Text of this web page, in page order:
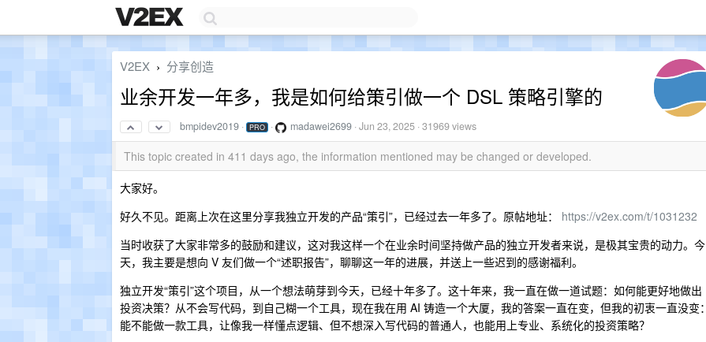
V2EX › 分享创造
业余开发一年多，我是如何给策引做一个 DSL 策略引擎的
bmpidev2019 · PRO · madawei2699 ·Jun 23, 2025 · 31969 views
This topic created in 411 days ago, the information mentioned may be changed or developed.
大家好。
好久不见。距离上次在这里分享我独立开发的产品“策引”，已经过去一年多了。原帖地址： https://v2ex.com/t/1031232
当时收获了大家非常多的鼓励和建议，这对我这样一个在业余时间坚持做产品的独立开发者来说，是极其宝贵的动力。今
天，我主要是想向 V 友们做一个“述职报告”，聊聊这一年的进展，并送上一些迟到的感谢福利。
独立开发“策引”这个项目，从一个想法萌芽到今天，已经十年多了。这十年来，我一直在做一道试题：如何能更好地做出
投资决策？从不会写代码，到自己糊一个工具，现在我在用 AI 铸造一个大厦，我的答案一直在变，但我的初衷一直没变：
能不能做一款工具，让像我一样懂点逻辑、但不想深入写代码的普通人，也能用上专业、系统化的投资策略？